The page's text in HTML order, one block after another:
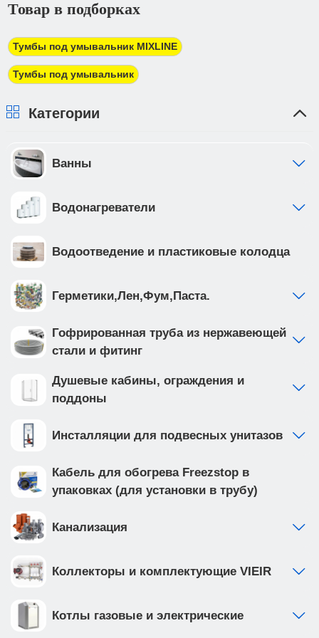
электронной почте для его оплаты в банке в
должны предоставить доверенность от фирмы-
плательщика.
Товар в подборках
Тумбы под умывальник MIXLINE
Тумбы под умывальник
Категории
Ванны
Водонагреватели
Водоотведение и пластиковые колодца
Герметики,Лен,Фум,Паста.
Гофрированная труба из нержавеющей
стали и фитинг
Душевые кабины, ограждения и
поддоны
Инсталляции для подвесных унитазов
Кабель для обогрева Freezstop в
упаковках (для установки в трубу)
Канализация
Коллекторы и комплектующие VIEIR
Котлы газовые и электрические